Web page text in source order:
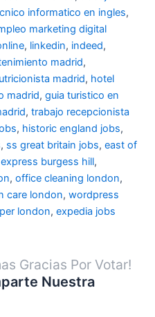
informatico en ingles,
marketing digital
, linkedin, indeed,
madrid,
madrid, hotel
madrid, guia turistico en
, trabajo recepcionista
, historic england jobs,
, ss great britain jobs, east of
burgess hill,
, office cleaning london,
care london, wordpress
london, expedia jobs
Gracias Por Votar!
Nuestra